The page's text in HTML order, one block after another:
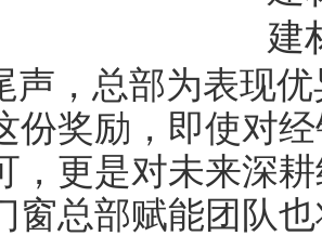
声，总部为表现
份奖励，即使对
，更是对未来深
窗总部赋能团队